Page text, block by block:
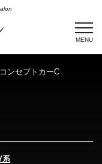
MENU
コンセプトカーC
系